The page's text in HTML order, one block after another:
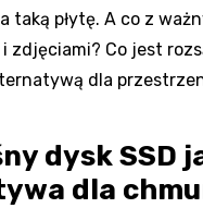
taką płytę. A co z
zdjęciami? Co jest
dla
dysk SSD
dla